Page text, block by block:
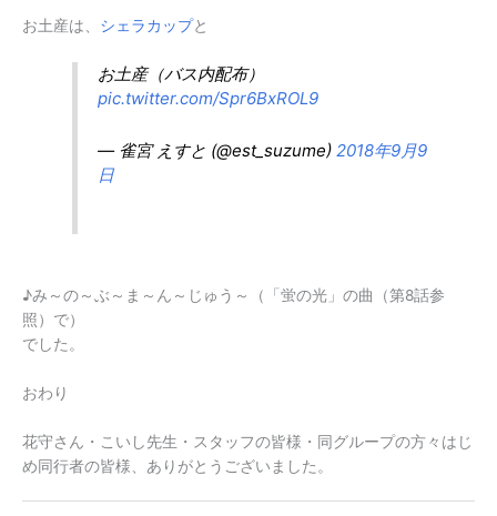
お土産は、 シェラカップと
お土産（バス内配布）
pic.twitter.com/Spr6BxROL9
— 雀宮 えすと (@est_suzume) 2018年9月9
日
♪み～の～ぶ～ま～ん～じゅう～（「蛍の光」の曲（第8話参
照）で）
でした。
おわり
花守さん・こいし先生・スタッフの皆様・同グループの方々はじ
め同行者の皆様、ありがとうございました。